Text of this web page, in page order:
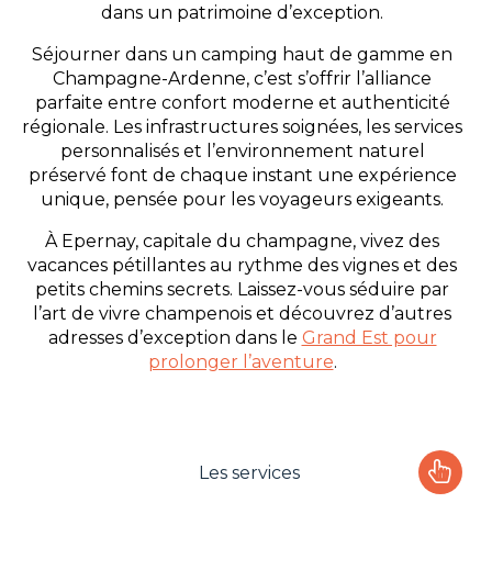
dans un patrimoine d’exception.
Séjourner dans un camping haut de gamme en
Champagne-Ardenne, c’est s’offrir l’alliance
parfaite entre confort moderne et authenticité
régionale. Les infrastructures soignées, les services
personnalisés et l’environnement naturel
préservé font de chaque instant une expérience
unique, pensée pour les voyageurs exigeants.
À Epernay, capitale du champagne, vivez des
vacances pétillantes au rythme des vignes et des
petits chemins secrets. Laissez-vous séduire par
l’art de vivre champenois et découvrez d’autres
adresses d’exception dans le Grand Est pour
prolonger l’aventure.
Les services